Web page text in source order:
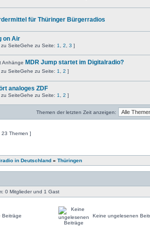
für Thüringer Bürgerradios
on Air
Gehe zu Seite: 1 2 3 ]
MDR Jump startet im Digitalradio?
Gehe zu Seite: 1 2 ]
analoges ZDF
Gehe zu Seite: 1 2 ]
Themen der letzten Zeit anzeigen:
23 Themen ]
in Deutschland » Thüringen
0 Mitglieder und 1 Gast
Beiträge Keine ungelesenen